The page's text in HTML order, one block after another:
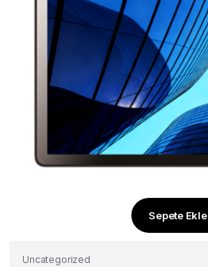
Sepete Ekle
Uncategorized